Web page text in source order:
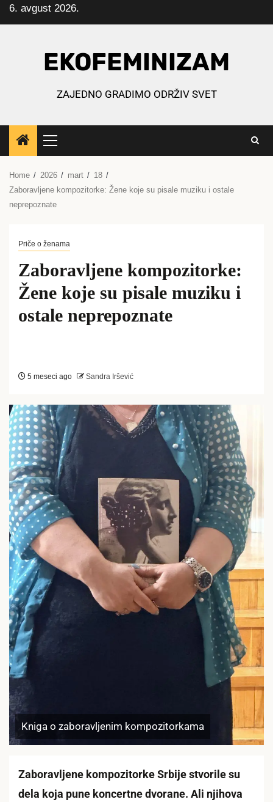
Skip
to
6. avgust 2026.
EKOFEMINIZAM
ZAJEDNO GRADIMO ODRŽIV SVET
Primary
Menu
Home 2026 mart
18
Zaboravljene kompozitorke: Žene koje su pisale muziku i ostale
neprepoznate
Priče o ženama
Zaboravljene kompozitorke:
Žene koje su pisale muziku i
ostale neprepoznate
5 meseci ago Sandra Iršević
Kniga o zaboravljenim kompozitorkama
Zaboravljene kompozitorke Srbije stvorile su
dela koja pune koncertne dvorane. Ali njihova